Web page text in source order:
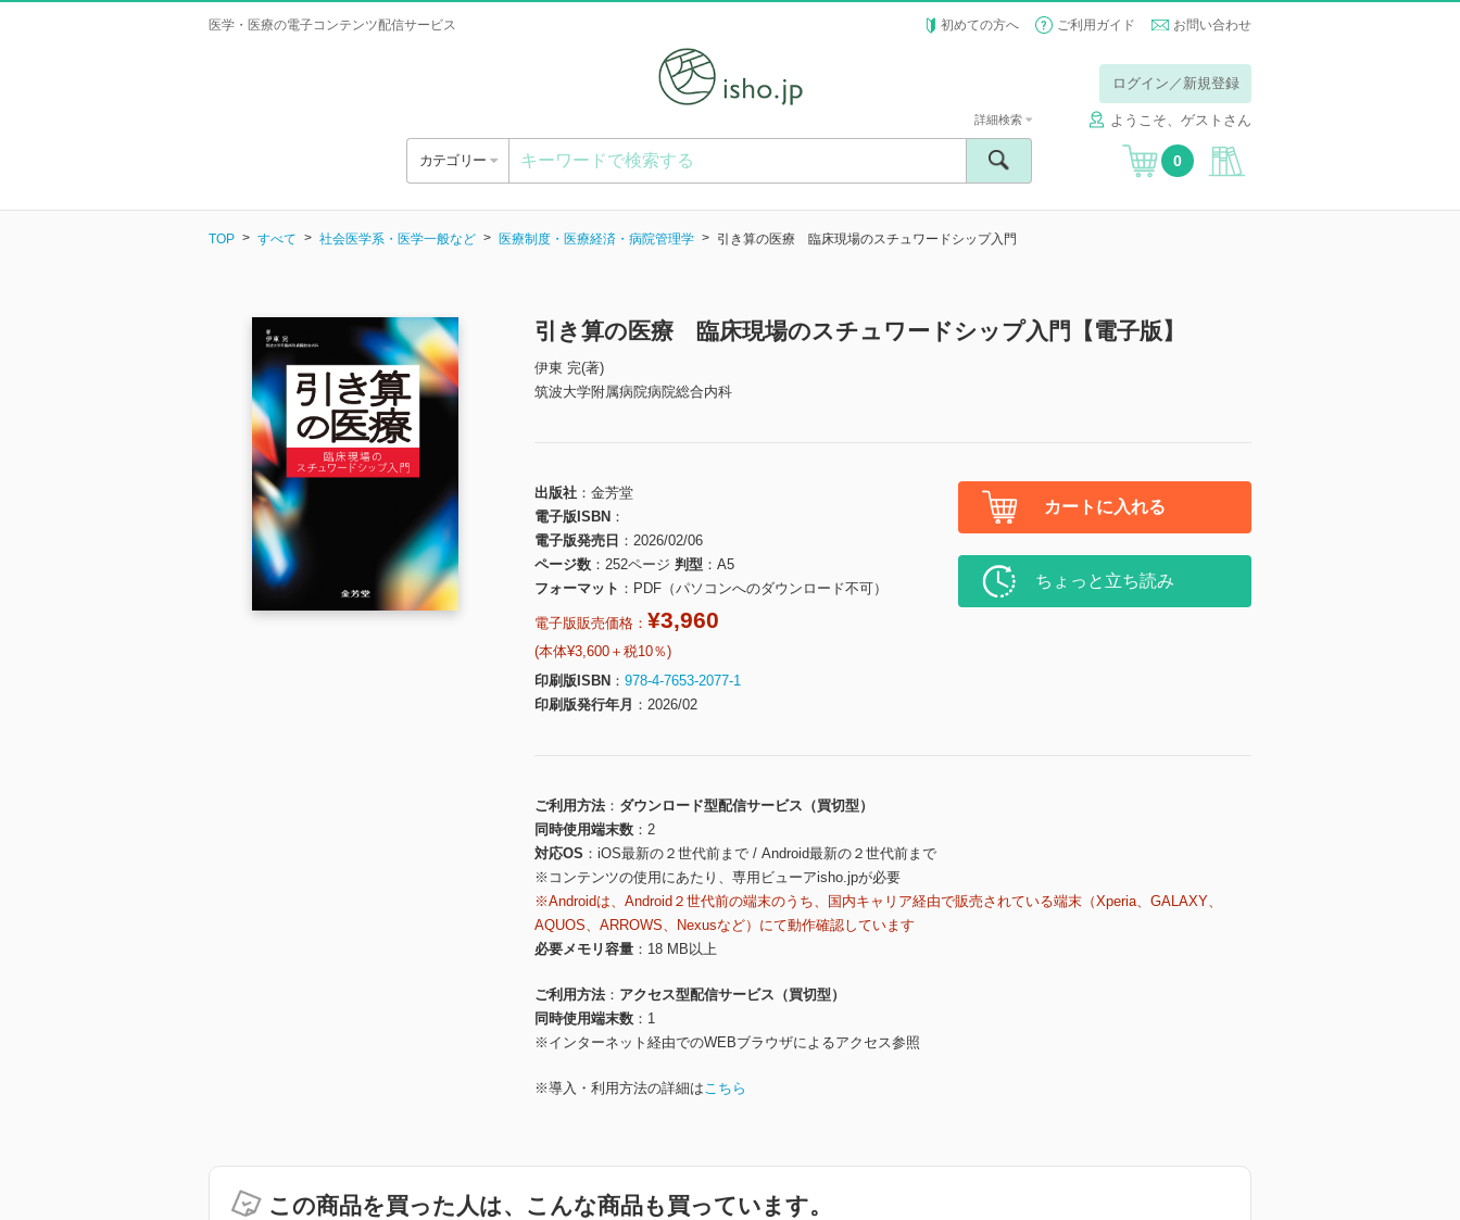
医学・医療の電子コンテンツ配信サービス 初めての方へ ご利用ガイド お問い合わせ
ログイン／新規登録
ようこそ、ゲストさん
カテゴリー
詳細検索
0
TOP すべて 社会医学系・医学一般など 医療制度・医療経済・病院管理学 引き算の医療 臨床現場のスチュワードシップ入門
引き算の医療 臨床現場のスチュワードシップ入門【電子版】
伊東 完(著)
筑波大学附属病院病院総合内科
出版社
金芳堂
電子版ISBN
電子版発売日
2026/02/06
ページ数
252ページ 判型
A5
フォーマット
PDF（パソコンへのダウンロード不可）
電子版販売価格： ¥3,960
(本体¥3,600＋税10％)
印刷版ISBN
978-4-7653-2077-1
印刷版発行年月
2026/02
カートに入れる
ちょっと立ち読み
ご利用方法
ダウンロード型配信サービス（買切型）
同時使用端末数
2
対応OS
iOS最新の２世代前まで / Android最新の２世代前まで
※コンテンツの使用にあたり、専用ビューアisho.jpが必要
※Androidは、Android２世代前の端末のうち、国内キャリア経由で販売されている端末（Xperia、GALAXY、
AQUOS、ARROWS、Nexusなど）にて動作確認しています
必要メモリ容量
18 MB以上
ご利用方法
アクセス型配信サービス（買切型）
同時使用端末数
1
※インターネット経由でのWEBブラウザによるアクセス参照
※導入・利用方法の詳細はこちら
この商品を買った人は、こんな商品も買っています。